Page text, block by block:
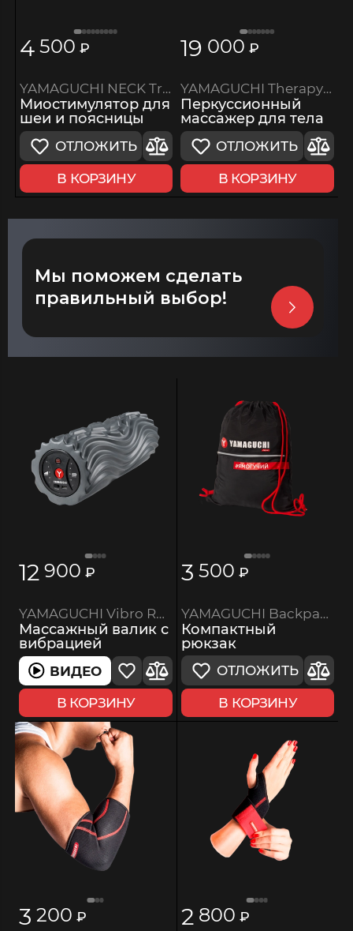
4 500 ₽
YAMAGUCHI NECK Trainer MIO
Миостимулятор для
шеи и поясницы
ОТЛОЖИТЬ
В КОРЗИНУ
19 000 ₽
YAMAGUCHI Therapy Massage Gun Mini 2
Перкуссионный
массажер для тела
ОТЛОЖИТЬ
В КОРЗИНУ
Мы поможем сделать
правильный выбор!
12 900 ₽
YAMAGUCHI Vibro Roll
Массажный валик с
вибрацией
ВИДЕО
В КОРЗИНУ
3 500 ₽
YAMAGUCHI Backpack
Компактный
рюкзак
ОТЛОЖИТЬ
В КОРЗИНУ
3 200 ₽ 2 800 ₽